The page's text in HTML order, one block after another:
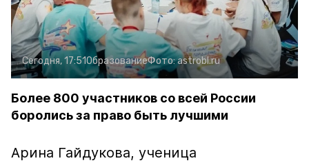
Сегодня, 17:51ОбразованиеФото:astrobl.ru
Более 800 участников со всей России
боролись за право быть лучшими
Арина Гайдукова, ученица